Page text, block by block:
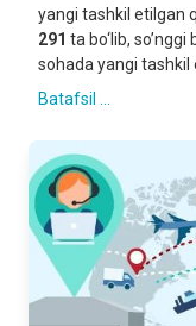
yangi tashkil etilgan
291 ta bo‘lib,
sohada yangi tashkil
Batafsil ...